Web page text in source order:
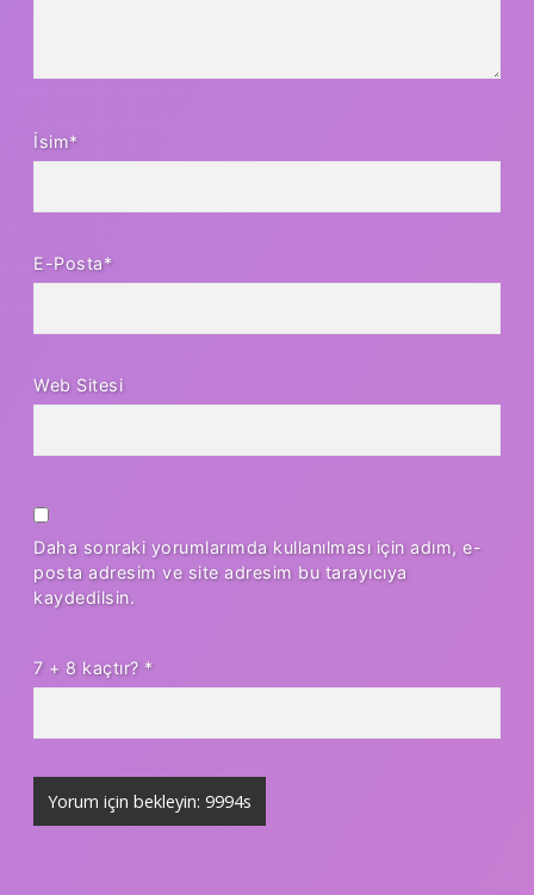
İsim*
E-Posta*
Web Sitesi
Daha sonraki yorumlarımda kullanılması için adım, e-
posta adresim ve site adresim bu tarayıcıya
kaydedilsin.
7 + 8 kaçtır? *